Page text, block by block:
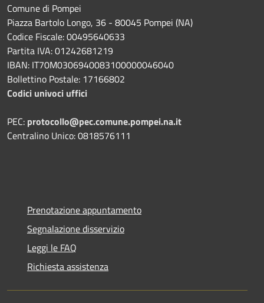
Comune di Pompei
Piazza Bartolo Longo, 36 - 80045 Pompei (NA)
Codice Fiscale: 00495640633
Partita IVA: 01242681219
IBAN: IT70M0306940083100000046040
Bollettino Postale: 17166802
Codici univoci uffici
PEC: protocollo@pec.comune.pompei.na.it
Centralino Unico: 0818576111
Prenotazione appuntamento
Segnalazione disservizio
Leggi le FAQ
Richiesta assistenza